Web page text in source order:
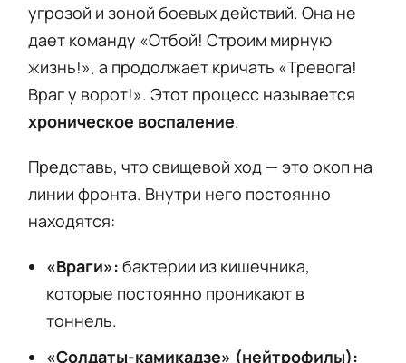
угрозой и зоной боевых действий. Она не
дает команду «Отбой! Строим мирную
жизнь!», а продолжает кричать «Тревога!
Враг у ворот!». Этот процесс называется
хроническое воспаление.
Представь, что свищевой ход — это окоп на
линии фронта. Внутри него постоянно
находятся:
«Враги»: бактерии из кишечника,
которые постоянно проникают в
тоннель.
«Солдаты-камикадзе» (нейтрофилы):